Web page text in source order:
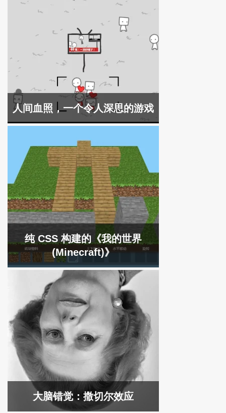
人间血照，一个令人深思的游戏
纯 CSS 构建的《我的世界
(Minecraft)》
大脑错觉：撒切尔效应